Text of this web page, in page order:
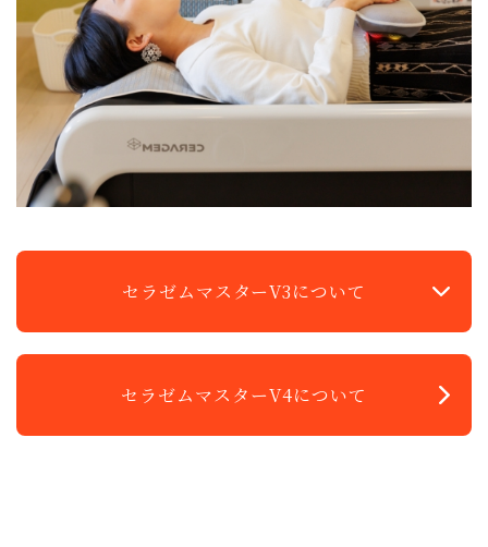
セラゼムマスターV3について
セラゼムマスターV4について